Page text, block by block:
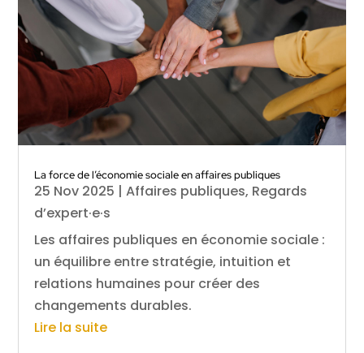
La force de l’économie sociale en affaires publiques
25 Nov 2025 |Affaires publiques, Regards
d’expert·e·s
Les affaires publiques en économie sociale :
un équilibre entre stratégie, intuition et
relations humaines pour créer des
changements durables.
Lire la suite